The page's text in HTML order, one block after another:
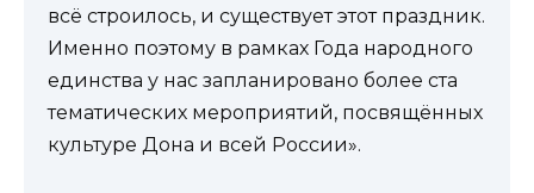
всё строилось, и существует этот праздник.
Именно поэтому в рамках Года народного
единства у нас запланировано более ста
тематических мероприятий, посвящённых
культуре Дона и всей России».